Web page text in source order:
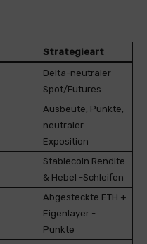
Strategieart
Delta-neutraler
Spot/Futures
Ausbeute, Punkte,
neutraler
Exposition
Stablecoin Rendite
& Hebel -Schleifen
Abgesteckte ETH +
Eigenlayer -
Punkte